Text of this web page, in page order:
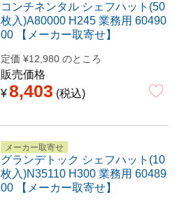
コンチネンタル シェフハット(50
枚入)A80000 H245 業務用 60490
00 【メーカー取寄せ】
定価 ¥12,980 のところ
販売価格
¥8,403 税込
メーカー取寄せ
グランデトック シェフハット(10
枚入)N35110 H300 業務用 60489
00 【メーカー取寄せ】